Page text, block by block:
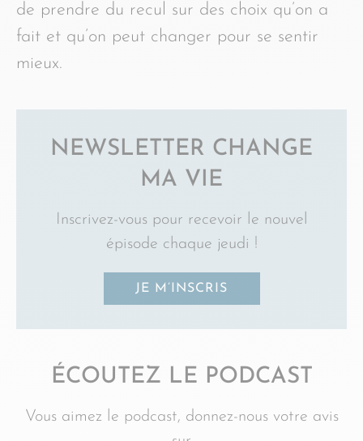
de prendre du recul sur des choix qu’on a
fait et qu’on peut changer pour se sentir
mieux.
NEWSLETTER CHANGE
MA VIE
Inscrivez-vous pour recevoir le nouvel
épisode chaque jeudi !
JE M’INSCRIS
ÉCOUTEZ LE PODCAST
Vous aimez le podcast, donnez-nous votre avis